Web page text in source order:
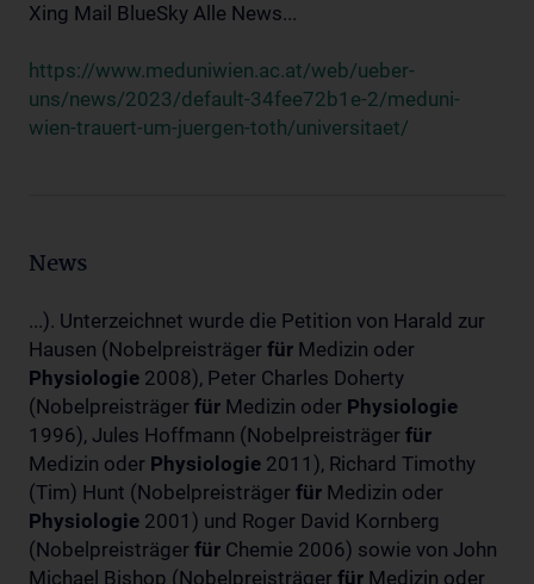
Xing Mail BlueSky Alle News...
https://www.meduniwien.ac.at/web/ueber-
uns/news/2023/default-34fee72b1e-2/meduni-
wien-trauert-um-juergen-toth/universitaet/
News
...). Unterzeichnet wurde die Petition von Harald zur
Hausen (Nobelpreisträger für Medizin oder
Physiologie 2008), Peter Charles Doherty
(Nobelpreisträger für Medizin oder Physiologie
1996), Jules Hoffmann (Nobelpreisträger für
Medizin oder Physiologie 2011), Richard Timothy
(Tim) Hunt (Nobelpreisträger für Medizin oder
Physiologie 2001) und Roger David Kornberg
(Nobelpreisträger für Chemie 2006) sowie von John
Michael Bishop (Nobelpreisträger für Medizin oder